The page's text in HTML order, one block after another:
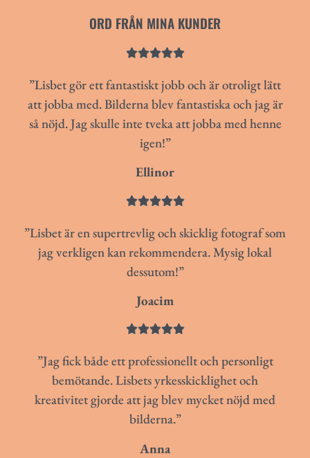
ORD FRÅN MINA KUNDER

”Lisbet gör ett fantastiskt jobb och är otroligt lätt
att jobba med. Bilderna blev fantastiska och jag är
så nöjd. Jag skulle inte tveka att jobba med henne
igen!”
Ellinor

”Lisbet är en supertrevlig och skicklig fotograf som
jag verkligen kan rekommendera. Mysig lokal
dessutom!”
Joacim

”Jag fick både ett professionellt och personligt
bemötande. Lisbets yrkesskicklighet och
kreativitet gjorde att jag blev mycket nöjd med
bilderna.”
Anna